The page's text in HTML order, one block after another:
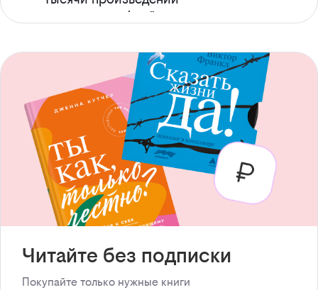
с доступом офлайн
Читайте без подписки
Покупайте только нужные книги